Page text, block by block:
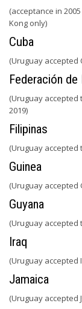
(acceptance in
Kong only)
Cuba
(Uruguay accepted
Federación de
(Uruguay accepted
2019)
Filipinas
(Uruguay accepted
Guinea
(Uruguay accepted
Guyana
(Uruguay accepted
Iraq
(Uruguay accepted
Jamaica
(Uruguay accepted